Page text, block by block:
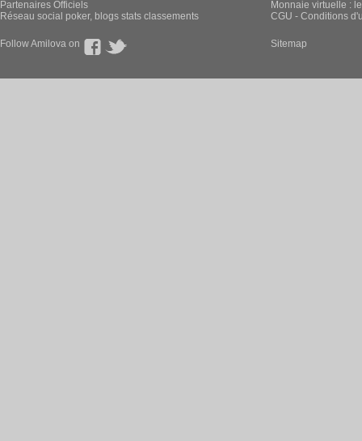
Partenaires Officiels
Réseau social poker, blogs stats classements
Monnaie virtuelle :
CGU - Conditions
Follow Amilova on Sitemap